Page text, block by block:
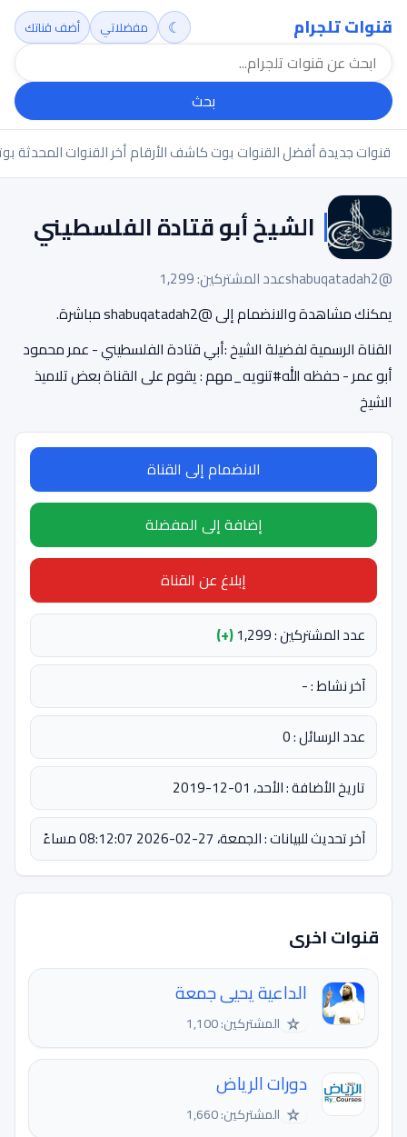
قنوات تلجرام
بحث
☾ مفضلاتي أضف قناتك
قنوات جديدةأفضل القنواتبوت كاشف الأرقامأخر القنوات المحدثة
الشيخ أبو قتادة الفلسطيني
@shabuqatadah2
عدد المشتركين: 1,299
يمكنك مشاهدة والانضمام إلى @shabuqatadah2 مباشرة.
القناة الرسمية لفضيلة الشيخ :أبي قتادة الفلسطيني - عمر محمود
أبو عمر - حفظه الله#تنويه_مهم : يقوم على القناة بعض تلاميذ
الشيخ
الانضمام إلى القناة
إضافة إلى المفضلة
إبلاغ عن القناة
عدد المشتركين : 1,299
(+)
آخر نشاط : -
عدد الرسائل : 0
تاريخ الأضافة : الأحد، 01-12-2019
آخر تحديث للبيانات : الجمعة، 27-02-2026 08:12:07 مساءً
قنوات اخرى
الداعية يحيى جمعة
☆ المشتركين: 1,100
دورات الرياض
☆ المشتركين: 1,660